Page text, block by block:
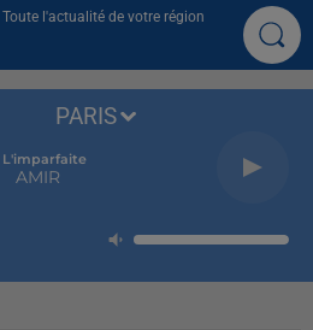
Toute l'actualité de votre région
L'imparfaite
AMIR
PARIS